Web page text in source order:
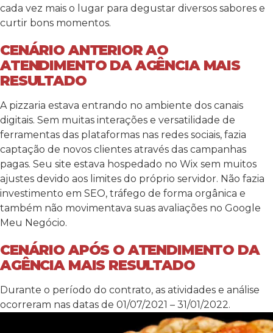
cada vez mais o lugar para degustar diversos sabores e
curtir bons momentos.
CENÁRIO ANTERIOR AO
ATENDIMENTO DA AGÊNCIA MAIS
RESULTADO
A pizzaria estava entrando no ambiente dos canais
digitais. Sem muitas interações e versatilidade de
ferramentas das plataformas nas redes sociais, fazia
captação de novos clientes através das campanhas
pagas. Seu site estava hospedado no Wix sem muitos
ajustes devido aos limites do próprio servidor. Não fazia
investimento em SEO, tráfego de forma orgânica e
também não movimentava suas avaliações no Google
Meu Negócio.
CENÁRIO APÓS O ATENDIMENTO DA
AGÊNCIA MAIS RESULTADO
Durante o período do contrato, as atividades e análise
ocorreram nas datas de 01/07/2021 – 31/01/2022.